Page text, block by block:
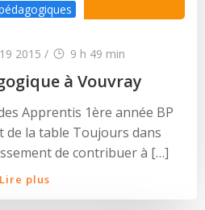
2015 / 9 h 49 min
à Vouvray
Apprentis 1ère année BP
de la table Toujours dans
de contribuer à […]
Lire plus